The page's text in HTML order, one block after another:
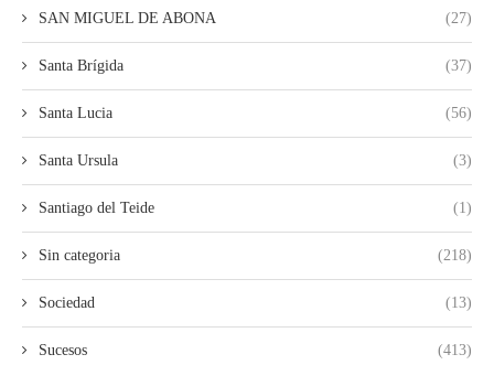
SAN MIGUEL DE ABONA (27)
Santa Brígida (37)
Santa Lucia (56)
Santa Ursula (3)
Santiago del Teide (1)
Sin categoria (218)
Sociedad (13)
Sucesos (413)